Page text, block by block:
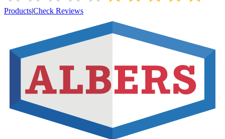
Products|Check Reviews